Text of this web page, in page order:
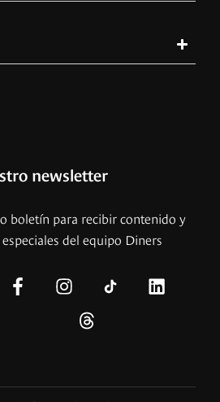
newsletter
boletín para recibir contenido y
del equipo Diners